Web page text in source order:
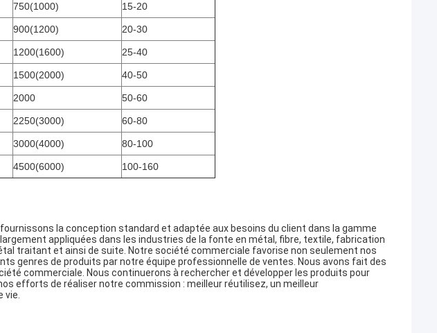
750(1000) 15-20
900(1200) 20-30
1200(1600) 25-40
1500(2000) 40-50
2000 50-60
2250(3000) 60-80
3000(4000) 80-100
4500(6000) 100-160
fournissons la conception standard et adaptée aux besoins du client dans la gamme
appliquées dans les industries de la fonte en métal, fibre, textile, fabrication
traitant et ainsi de suite. Notre société commerciale favorise non seulement nos
genres de produits par notre équipe professionnelle de ventes. Nous avons fait des
commerciale. Nous continuerons à rechercher et développer les produits pour
efforts de réaliser notre commission : meilleur réutilisez, un meilleur
vie.